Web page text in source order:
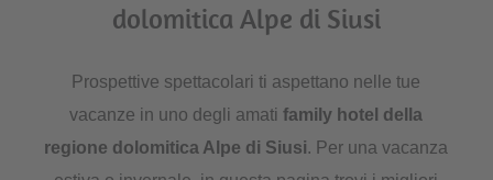
dolomitica Alpe di Siusi
Prospettive spettacolari ti aspettano nelle tue
vacanze in uno degli amatifamily hotel della
regione dolomitica Alpe di Siusi. Per una vacanza